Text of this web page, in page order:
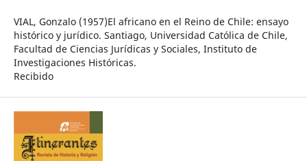
VIAL, Gonzalo (1957)El africano en el Reino de Chile: ensayo
histórico y jurídico. Santiago, Universidad Católica de Chile,
Facultad de Ciencias Jurídicas y Sociales, Instituto de
Investigaciones Históricas.
Recibido